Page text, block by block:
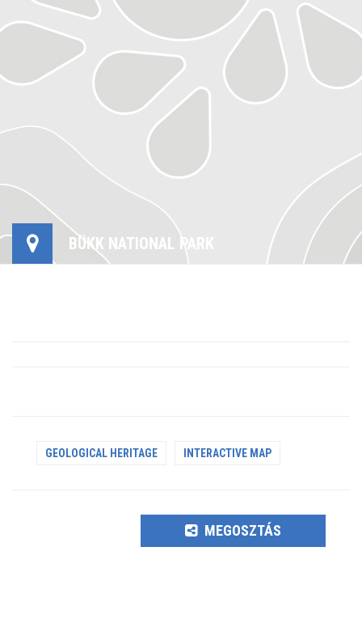
BÜKK NATIONAL PARK
GEOLOGICAL HERITAGE INTERACTIVE MAP
MEGOSZTÁS